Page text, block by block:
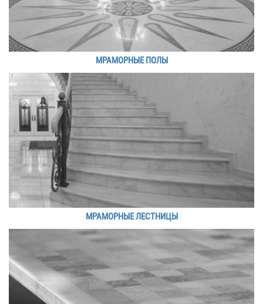
МРАМОРНЫЕ ПОЛЫ
МРАМОРНЫЕ ЛЕСТНИЦЫ